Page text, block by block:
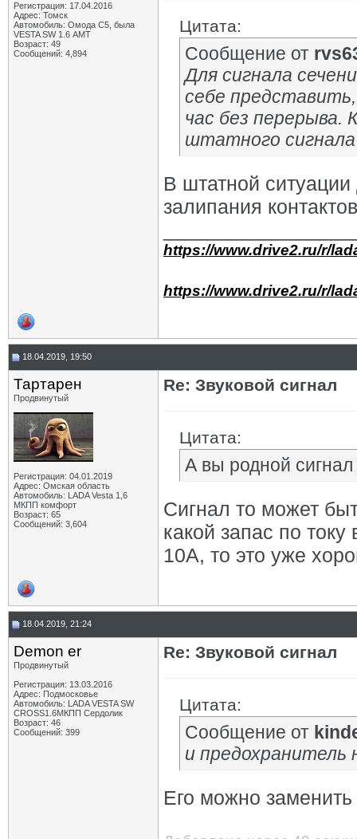
Регистрация: 17.04.2016
Адрес: Томск
Автомобиль: Омода С5, была
VESTA SW 1.6 АМТ
Возраст: 49
Сообщений: 4,894
Цитата:
Сообщение от
Для сигнала
себе
час без перерыва.
штатного сигнала
В штатной
залипания
https://www.drive2.ru/r/
https://www.drive2.ru/r/
18.04.2019, 19:50
Тартарен
Продвинутый
Регистрация: 04.01.2019
Адрес: Омская область
Автомобиль: LADA Vesta 1,6
МКПП комфорт
Возраст: 65
Сообщений: 3,604
Re: Звуковой сигнал
Цитата:
А вы родной
Сигнал то может
какой запас по
10А, то это уже
18.04.2019, 21:24
Demon er
Продвинутый
Регистрация: 13.03.2016
Адрес: Подмосковье
Автомобиль: LADA VESTA SW
CROSS1.6МКПП Сердолик
Возраст: 46
Сообщений: 399
Re: Звуковой сигнал
Цитата:
Сообщение от
и предохранитель
Его можно